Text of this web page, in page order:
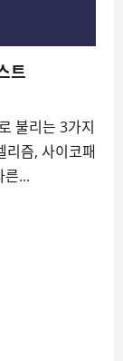
트
불리는 3가지
리즘, 사이코패
른...